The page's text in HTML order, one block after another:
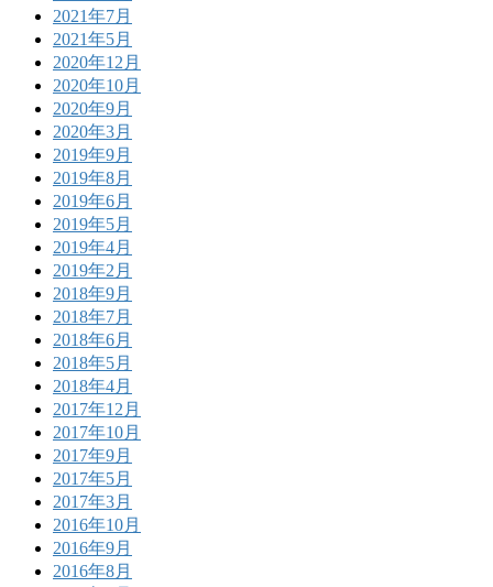
2021年7月
2021年5月
2020年12月
2020年10月
2020年9月
2020年3月
2019年9月
2019年8月
2019年6月
2019年5月
2019年4月
2019年2月
2018年9月
2018年7月
2018年6月
2018年5月
2018年4月
2017年12月
2017年10月
2017年9月
2017年5月
2017年3月
2016年10月
2016年9月
2016年8月